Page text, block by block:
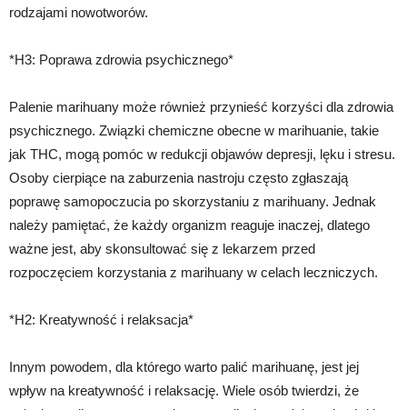
rodzajami nowotworów.
*H3: Poprawa zdrowia psychicznego*
Palenie marihuany może również przynieść korzyści dla zdrowia
psychicznego. Związki chemiczne obecne w marihuanie, takie
jak THC, mogą pomóc w redukcji objawów depresji, lęku i stresu.
Osoby cierpiące na zaburzenia nastroju często zgłaszają
poprawę samopoczucia po skorzystaniu z marihuany. Jednak
należy pamiętać, że każdy organizm reaguje inaczej, dlatego
ważne jest, aby skonsultować się z lekarzem przed
rozpoczęciem korzystania z marihuany w celach leczniczych.
*H2: Kreatywność i relaksacja*
Innym powodem, dla którego warto palić marihuanę, jest jej
wpływ na kreatywność i relaksację. Wiele osób twierdzi, że